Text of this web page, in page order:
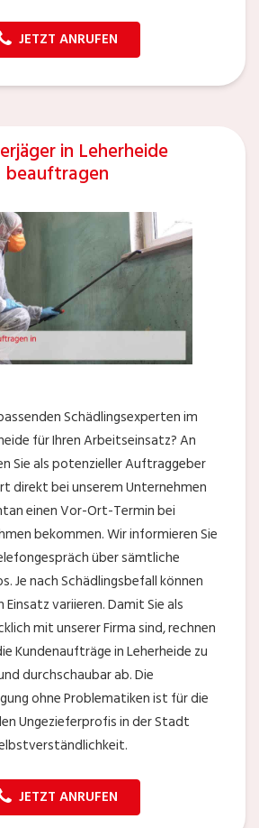
JETZT ANRUFEN
in Leherheide
beauftragen
Schädlingsexperten im
für Ihren Arbeitseinsatz? An
Sie als potenzieller Auftraggeber
direkt bei unserem Unternehmen
einen Vor-Ort-Termin bei
bekommen. Wir informieren Sie
über sämtliche
Je nach Schädlingsbefall können
variieren. Damit Sie als
mit unserer Firma sind, rechnen
Kundenaufträge in Leherheide zu
durchschaubar ab. Die
ohne Problematiken ist für die
Ungezieferprofis in der Stadt
JETZT ANRUFEN